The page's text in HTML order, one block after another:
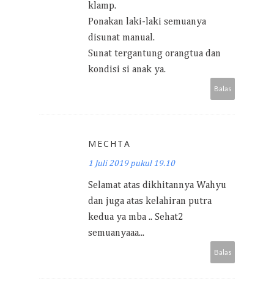
klamp.
Ponakan laki-laki semuanya
disunat manual.
Sunat tergantung orangtua dan
kondisi si anak ya.
Balas
MECHTA
1 Juli 2019 pukul 19.10
Selamat atas dikhitannya Wahyu
dan juga atas kelahiran putra
kedua ya mba .. Sehat2
semuanyaaa...
Balas